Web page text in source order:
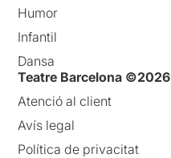
Humor
Infantil
Dansa
Teatre Barcelona ©2026
Atenció al client
Avís legal
Política de privacitat